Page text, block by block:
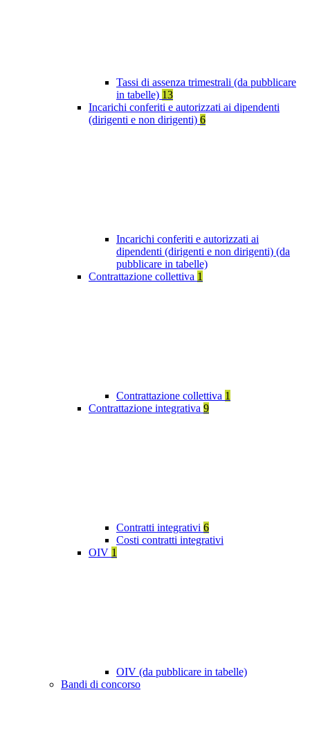
Tassi di assenza trimestrali (da pubblicare
in tabelle) 13
Incarichi conferiti e autorizzati ai dipendenti
(dirigenti e non dirigenti) 6
Incarichi conferiti e autorizzati ai
dipendenti (dirigenti e non dirigenti) (da
pubblicare in tabelle)
Contrattazione collettiva 1
Contrattazione collettiva 1
Contrattazione integrativa 9
Contratti integrativi 6
Costi contratti integrativi
OIV 1
OIV (da pubblicare in tabelle)
Bandi di concorso